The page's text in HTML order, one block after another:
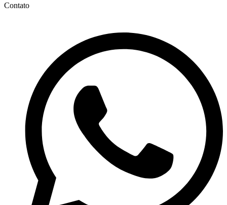
Contato